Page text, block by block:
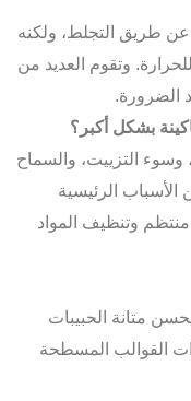
عن طريق التجلط، ولكنه
وتقوم العديد من
الضرورة.
بشكل أكبر؟
وسوء التزييت، والسماح
الرئيسية
وتنظيف المواد
متانة الحبيبات
القوالب المسطحة